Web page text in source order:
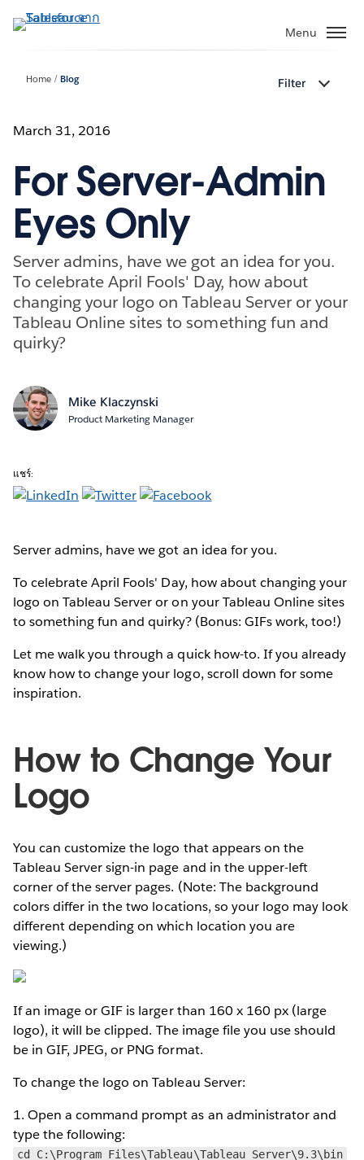
ไป
Menu
Home Blog Filter
March 31, 2016
For Server-Admin
Eyes Only
Server admins, have we got an idea for you.
To celebrate April Fools' Day, how about
changing your logo on Tableau Server or your
Tableau Online sites to something fun and
quirky?
Mike Klaczynski
Product Marketing Manager
แชร์:
Server admins, have we got an idea for you.
To celebrate April Fools' Day, how about changing your
logo on Tableau Server or on your Tableau Online sites
to something fun and quirky? (Bonus: GIFs work, too!)
Let me walk you through a quick how-to. If you already
know how to change your logo, scroll down for some
inspiration.
How to Change Your
Logo
You can customize the logo that appears on the
Tableau Server sign-in page and in the upper-left
corner of the server pages. (Note: The background
colors differ in the two locations, so your logo may look
different depending on which location you are
viewing.)
If an image or GIF is larger than 160 x 160 px (large
logo), it will be clipped. The image file you use should
be in GIF, JPEG, or PNG format.
To change the logo on Tableau Server:
1. Open a command prompt as an administrator and
type the following:
cd C:\Program Files\Tableau\Tableau Server\9.3\bin